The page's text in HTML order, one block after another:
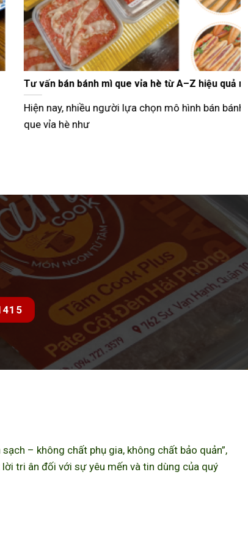
bán bánh mì que vỉa hè từ A–Z hiệu quả nhất
nay, nhiều người lựa chọn mô hình bán bánh mì
vỉa hè như
– không chất phụ gia, không chất bảo quản”,
tri ân đối với sự yêu mến và tin dùng của quý